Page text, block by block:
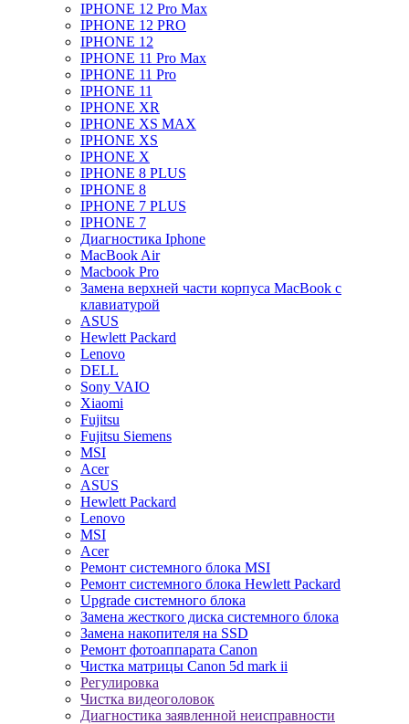
IPHONE 12 Pro Max
IPHONE 12 PRO
IPHONE 12
IPHONE 11 Pro Max
IPHONE 11 Pro
IPHONE 11
IPHONE XR
IPHONE XS MAX
IPHONE XS
IPHONE X
IPHONE 8 PLUS
IPHONE 8
IPHONE 7 PLUS
IPHONE 7
Диагностика Iphone
MacBook Air
Macbook Pro
Замена верхней части корпуса MacBook с
клавиатурой
ASUS
Hewlett Packard
Lenovo
DELL
Sony VAIO
Xiaomi
Fujitsu
Fujitsu Siemens
MSI
Acer
ASUS
Hewlett Packard
Lenovo
MSI
Acer
Ремонт системного блока MSI
Ремонт системного блока Hewlett Packard
Upgrade системного блока
Замена жесткого диска системного блока
Замена накопителя на SSD
Ремонт фотоаппарата Canon
Чистка матрицы Canon 5d mark ii
Регулировка
Чистка видеоголовок
Диагностика заявленной неисправности